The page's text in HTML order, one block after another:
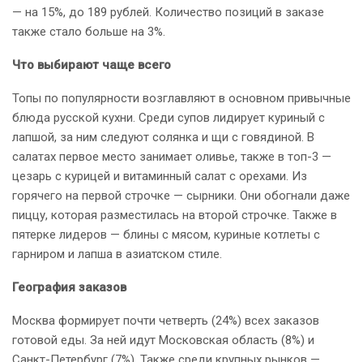
— на 15%, до 189 рублей. Количество позиций в заказе
также стало больше на 3%.
Что выбирают чаще всего
Топы по популярности возглавляют в основном привычные
блюда русской кухни. Среди супов лидирует куриный с
лапшой, за ним следуют солянка и щи с говядиной. В
салатах первое место занимает оливье, также в топ-3 —
цезарь с курицей и витаминный салат с орехами. Из
горячего на первой строчке — сырники. Они обогнали даже
пиццу, которая разместилась на второй строчке. Также в
пятерке лидеров — блины с мясом, куриные котлеты с
гарниром и лапша в азиатском стиле.
География заказов
Москва формирует почти четверть (24%) всех заказов
готовой еды. За ней идут Московская область (8%) и